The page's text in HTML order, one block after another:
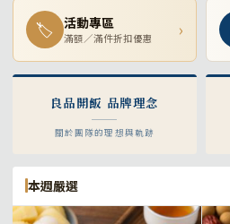
🏷 活動專區
滿額／滿件折扣優惠 ›
良品開飯 品牌理念
關於團隊的理想與軌跡
本週嚴選